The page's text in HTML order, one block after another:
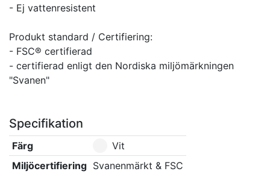
- Ej vattenresistent
Produkt standard / Certifiering:
- FSC® certifierad
- certifierad enligt den Nordiska miljömärkningen
"Svanen"
Specifikation
Färg
Vit
Miljöcertifiering Svanenmärkt & FSC